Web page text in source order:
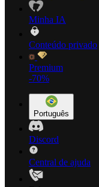
Minha IA
Conteúdo privado
Premium
-70%
Português
Discord
Central de ajuda